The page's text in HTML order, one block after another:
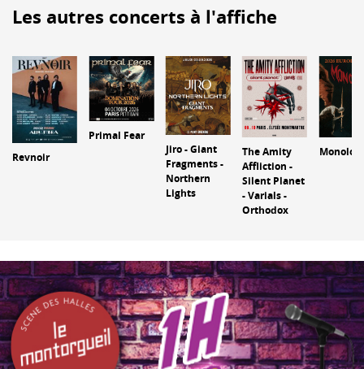
Les autres concerts à l'affiche
Revnoir
Primal Fear
Jiro - Giant
Fragments -
Northern
Lights
The Amity
Affliction -
Silent Planet
- Varials -
Orthodox